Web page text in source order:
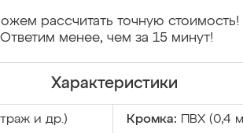
рассчитать точную стоимость!
Ответим менее, чем за 15 минут!
Характеристики
и др.) Кромка: ПВХ (0,4